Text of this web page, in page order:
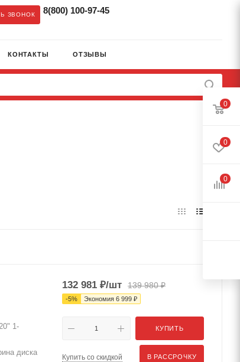
ЗВОНОК 8(800) 100-97-45
КОНТАКТЫ ОТЗЫВЫ
1-
диска
132 981 ₽/шт 139 980₽
-5% Экономия 6 999 ₽
КУПИТЬ
Купить со скидкой В РАССРОЧКУ
0
0
0